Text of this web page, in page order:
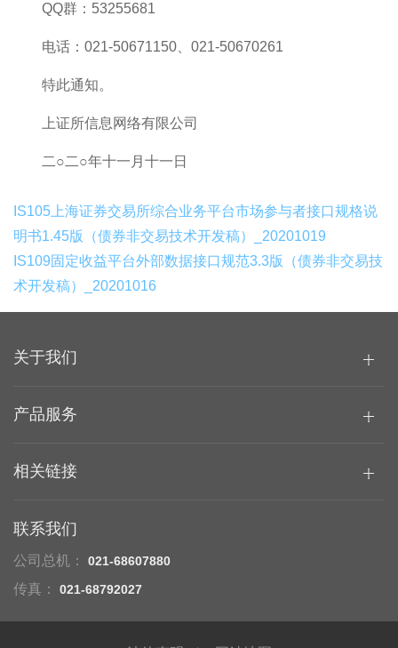
QQ群：53255681
电话：021-50671150、021-50670261
特此通知。
上证所信息网络有限公司
二○二○年十一月十一日
IS105上海证券交易所综合业务平台市场参与者接口规格说
明书1.45版（债券非交易技术开发稿）_20201019
IS109固定收益平台外部数据接口规范3.3版（债券非交易技
术开发稿）_20201016
关于我们
产品服务
相关链接
联系我们
公司总机： 021-68607880
传真： 021-68792027